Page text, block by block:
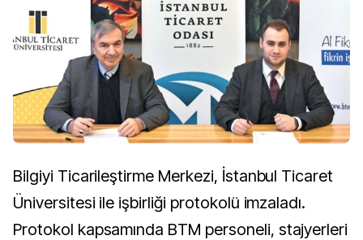
Bilgiyi Ticarileştirme Merkezi, İstanbul Ticaret
Üniversitesi ile işbirliği protokolü imzaladı.
Protokol kapsamında BTM personeli, stajyerleri